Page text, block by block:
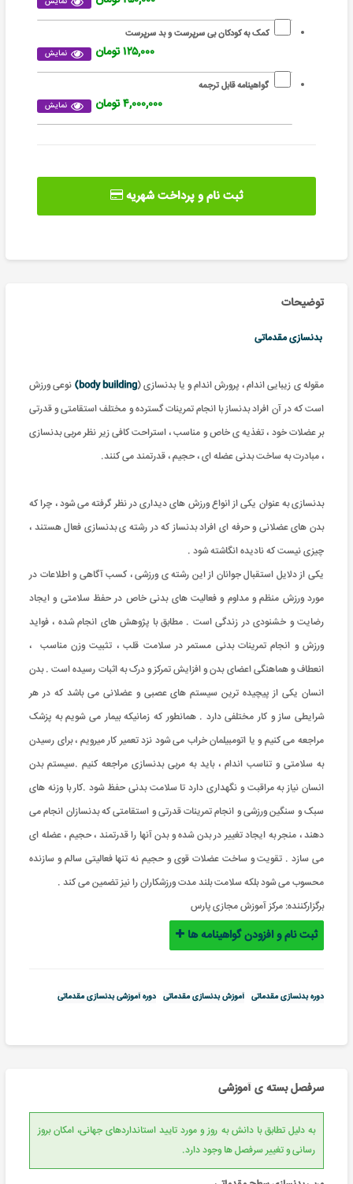
کمک به کودکان بی سرپرست و بد سرپرست
نمایش ۱۲۵,۰۰۰ تومان
گواهینامه قابل ترجمه
نمایش ۴,۰۰۰,۰۰۰ تومان
ثبت نام و پرداخت شهریه
توضیحات
بدنسازی مقدماتی
مقوله ی زیبایی اندام ، پرورش اندام و یا بدنسازی (body building) نوعی ورزش
است که در آن افراد بدنساز با انجام تمرینات گسترده و مختلف استقامتی و قدرتی
بر عضلات خود ، تغذیه ی خاص و مناسب ، استراحت کافی زیر نظر مربی بدنسازی
، مبادرت به ساخت بدنی عضله ای ، حجیم ، قدرتمند می کنند.
بدنسازی به عنوان یکی از انواع ورزش های دیداری در نظر گرفته می شود ، چرا که
بدن های عضلانی و حرفه ای افراد بدنساز که در رشته ی بدنسازی فعال هستند ،
چیزی نیست که نادیده انگاشته شود .
یکی از دلایل استقبال جوانان از این رشته ی ورزشی ، کسب آگاهی و اطلاعات در
مورد ورزش منظم و مداوم و فعالیت های بدنی خاص در حفظ سلامتی و ایجاد
رضایت و خشنودی در زندگی است . مطابق با پژوهش های انجام شده ، فواید
ورزش و انجام تمرینات بدنی مستمر در سلامت قلب ، تثبیت وزن مناسب ،
انعطاف و هماهنگی اعضای بدن و افزایش تمرکز و درک به اثبات رسیده است . بدن
انسان یکی از پیچیده ترین سیستم های عصبی و عضلانی می باشد که در هر
شرایطی ساز و کار مختلفی دارد . همانطور که زمانیکه بیمار می شویم به پزشک
مراجعه می کنیم و یا اتومبیلمان خراب می شود نزد تعمیر کار میرویم ، برای رسیدن
به سلامتی و تناسب اندام ، باید به مربی بدنسازی مراجعه کنیم .سیستم بدن
انسان نیاز به مراقبت و نگهداری دارد تا سلامت بدنی حفظ شود .کار با وزنه های
سبک و سنگین ورزشی و انجام تمرینات قدرتی و استقامتی که بدنسازان انجام می
دهند ، منجر به ایجاد تغییر در بدن شده و بدن آنها را قدرتمند ، حجیم ، عضله ای
می سازد . تقویت و ساخت عضلات قوی و حجیم نه تنها فعالیتی سالم و سازنده
محسوب می شود بلکه سلامت بلند مدت ورزشکاران را نیز تضمین می کند .
برگزارکننده: مرکز آموزش مجازی پارس
ثبت نام و افزودن گواهینامه ها
دوره بدنسازی مقدماتی آموزش بدنسازی مقدماتی دوره آموزشی بدنسازی مقدماتی
سرفصل بسته ی آموزشی
به دلیل تطابق با دانش به روز و مورد تایید استانداردهای جهانی، امکان بروز
رسانی و تغییر سرفصل ها وجود دارد.